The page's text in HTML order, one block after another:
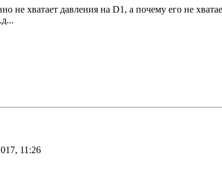
не хватает давления на D1, а почему его не
11:26